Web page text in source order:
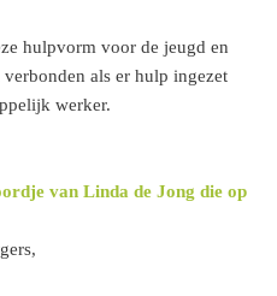
hulpvorm voor de jeugd en
als er hulp ingezet
werker.
van Linda de Jong die op